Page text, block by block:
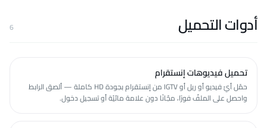
أدوات التحميل 6
تحميل فيديوهات إنستقرام
حمّل أيّ فيديو أو ريل أو IGTV من إنستقرام بجودة HD كاملة — ألصق الرابط
واحصل على الملفّ فورًا، مجّانًا دون علامة مائيّة أو تسجيل دخول.